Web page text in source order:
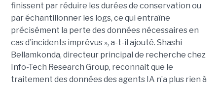
finissent par réduire les durées de conservation ou
par échantillonner les logs, ce qui entraîne
précisément la perte des données nécessaires en
cas d’incidents imprévus », a-t-il ajouté. Shashi
Bellamkonda, directeur principal de recherche chez
Info-Tech Research Group, reconnait que le
traitement des données des agents IA n’a plus rien à